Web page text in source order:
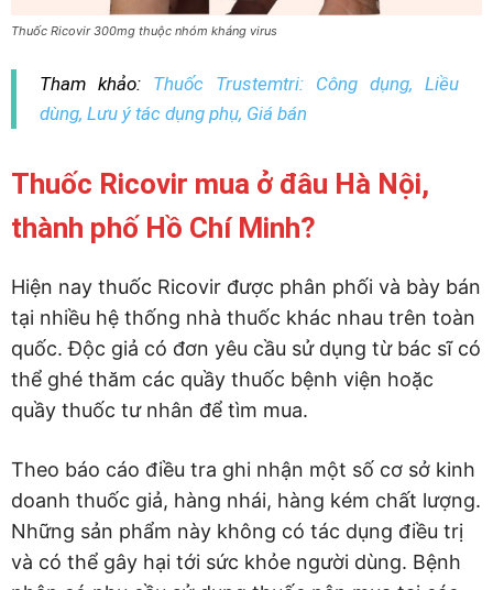
Thuốc Ricovir 300mg thuộc nhóm kháng virus
Tham khảo: Thuốc Trustemtri: Công dụng, Liều
dùng, Lưu ý tác dụng phụ, Giá bán
Thuốc Ricovir mua ở đâu Hà Nội,
thành phố Hồ Chí Minh?
Hiện nay thuốc Ricovir được phân phối và bày bán
tại nhiều hệ thống nhà thuốc khác nhau trên toàn
quốc. Độc giả có đơn yêu cầu sử dụng từ bác sĩ có
thể ghé thăm các quầy thuốc bệnh viện hoặc
quầy thuốc tư nhân để tìm mua.
Theo báo cáo điều tra ghi nhận một số cơ sở kinh
doanh thuốc giả, hàng nhái, hàng kém chất lượng.
Những sản phẩm này không có tác dụng điều trị
và có thể gây hại tới sức khỏe người dùng. Bệnh